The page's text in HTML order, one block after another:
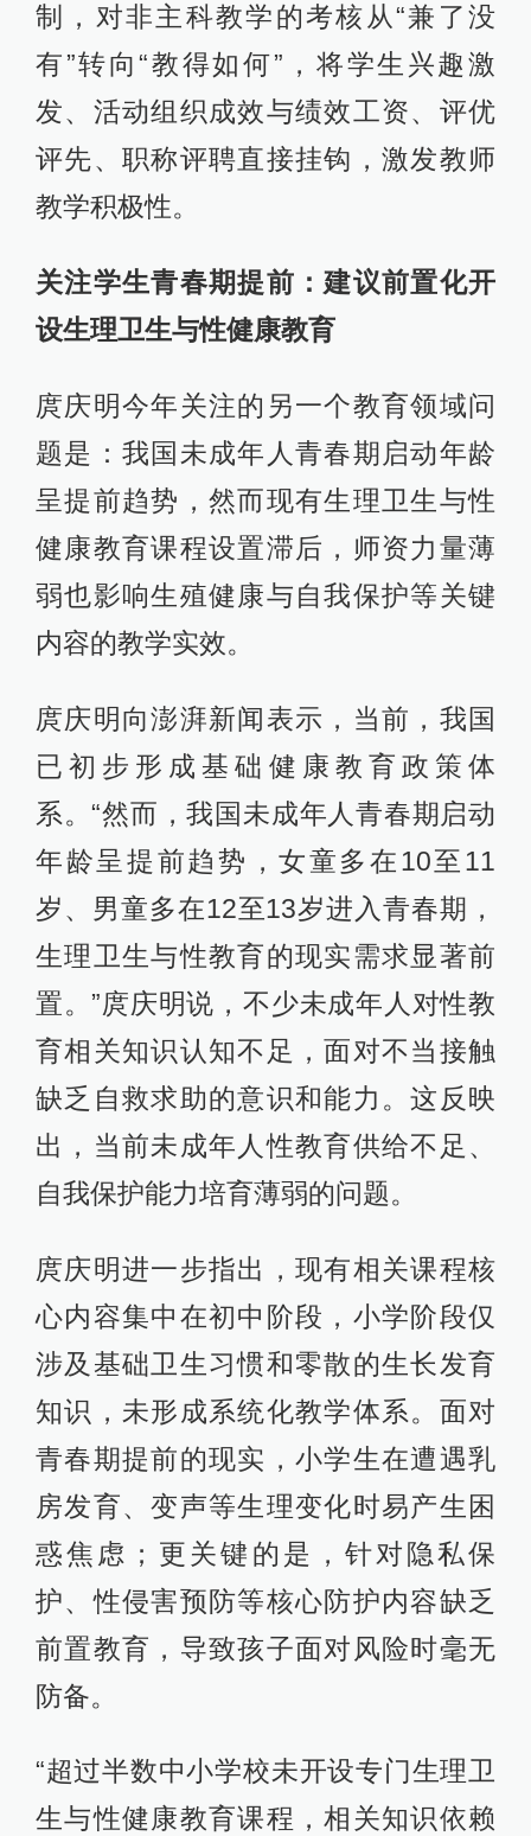
制，对非主科教学的考核从“兼了没
有”转向“教得如何”，将学生兴趣激
发、活动组织成效与绩效工资、评优
评先、职称评聘直接挂钩，激发教师
教学积极性。
关注学生青春期提前：建议前置化开
设生理卫生与性健康教育
庹庆明今年关注的另一个教育领域问
题是：我国未成年人青春期启动年龄
呈提前趋势，然而现有生理卫生与性
健康教育课程设置滞后，师资力量薄
弱也影响生殖健康与自我保护等关键
内容的教学实效。
庹庆明向澎湃新闻表示，当前，我国
已初步形成基础健康教育政策体
系。“然而，我国未成年人青春期启动
年龄呈提前趋势，女童多在10至11
岁、男童多在12至13岁进入青春期，
生理卫生与性教育的现实需求显著前
置。”庹庆明说，不少未成年人对性教
育相关知识认知不足，面对不当接触
缺乏自救求助的意识和能力。这反映
出，当前未成年人性教育供给不足、
自我保护能力培育薄弱的问题。
庹庆明进一步指出，现有相关课程核
心内容集中在初中阶段，小学阶段仅
涉及基础卫生习惯和零散的生长发育
知识，未形成系统化教学体系。面对
青春期提前的现实，小学生在遭遇乳
房发育、变声等生理变化时易产生困
惑焦虑；更关键的是，针对隐私保
护、性侵害预防等核心防护内容缺乏
前置教育，导致孩子面对风险时毫无
防备。
“超过半数中小学校未开设专门生理卫
生与性健康教育课程，相关知识依赖